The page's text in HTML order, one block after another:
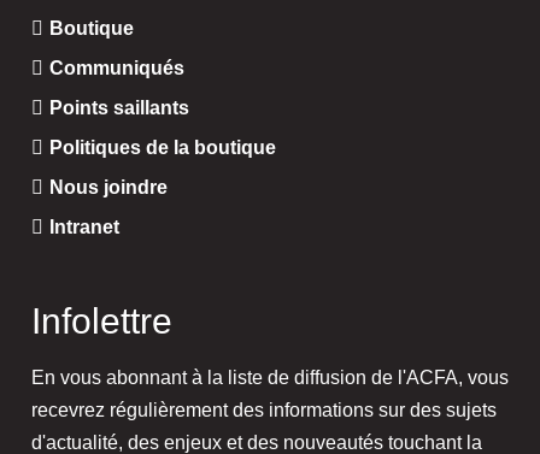
Boutique
Communiqués
Points saillants
Politiques de la boutique
Nous joindre
Intranet
Infolettre
En vous abonnant à la liste de diffusion de l'ACFA, vous
recevrez régulièrement des informations sur des sujets
d'actualité, des enjeux et des nouveautés touchant la